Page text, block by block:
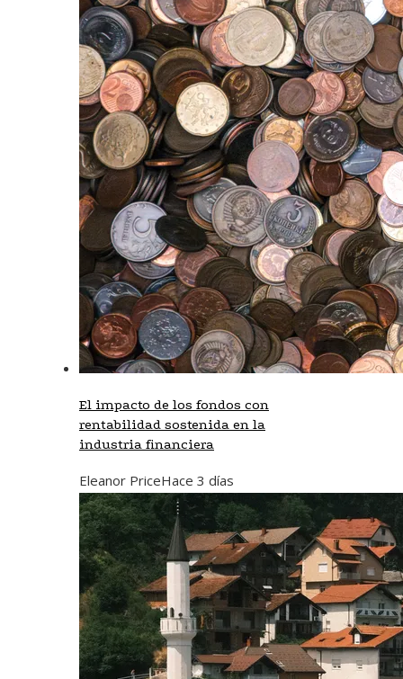
El impacto de los fondos con
rentabilidad sostenida en la
industria financiera
Eleanor PriceHace 3 días